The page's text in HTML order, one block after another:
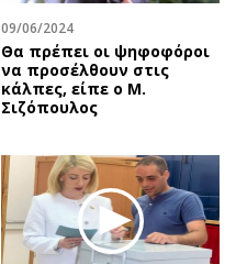
The Hill
Υγεία
Αγγελίες
Ενοικιάζονται
Ζητούν εργασία
Θέσεις εργασίας
Geek
09/06/2024
Θα πρέπει οι ψηφοφόροι
να προσέλθουν στις
κάλπες, είπε ο Μ.
Σιζόπουλος